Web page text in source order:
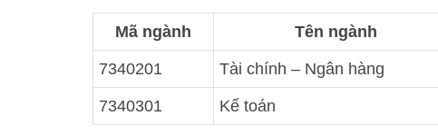
Mã ngành Tên ngành
7340201 Tài chính – Ngân hàng
7340301 Kế toán